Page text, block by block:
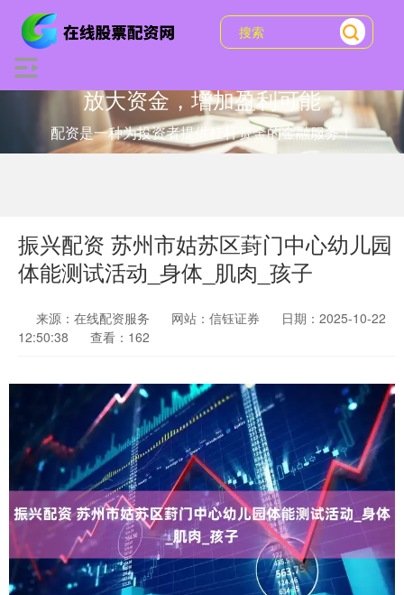
放大资金，增加盈利可能
配资是一种为投资者提供杠杆资金的金融服务！
振兴配资 苏州市姑苏区葑门中心幼儿园
体能测试活动_身体_肌肉_孩子
来源：在线配资服务 网站：信钰证券
日期：2025-10-22
12:50:38
查看：162